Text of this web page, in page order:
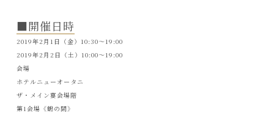
■開催日時
2019年2月1日（金）10:30〜19:00
2019年2月2日（土）10:00〜19:00
会場
ホテルニューオータニ
ザ・メイン宴会場階
第1会場《鶴の間》